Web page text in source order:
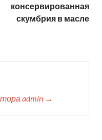
консервированная
скумбрия в масле
admin →